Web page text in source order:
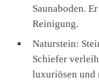
Saunaboden.
Reinigung.
Naturstein:
Schiefer
luxuriösen und